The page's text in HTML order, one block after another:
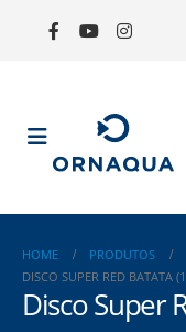
HOME PRODUTOS
DISCO SUPER RED BATATA
Disco Super